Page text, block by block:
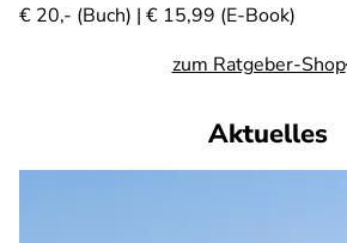
€ 20,- (Buch) | € 15,99 (E-Book)
zum Ratgeber-Shop
Aktuelles